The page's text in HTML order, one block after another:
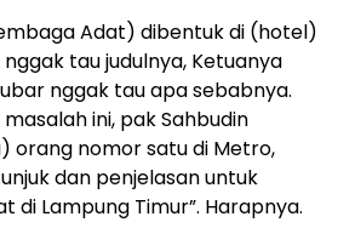
Adat) dibentuk di (hotel)
tau judulnya, Ketuanya
nggak tau apa sebabnya.
ini, pak Sahbudin
orang nomor satu di Metro,
dan penjelasan untuk
di Lampung Timur”. Harapnya.